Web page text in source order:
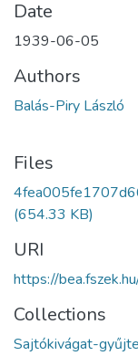
Date
1939-06-05
Authors
Balás-Piry László
Files
(654.33 KB)
URI
https://
Collections
Sajtókivágat-